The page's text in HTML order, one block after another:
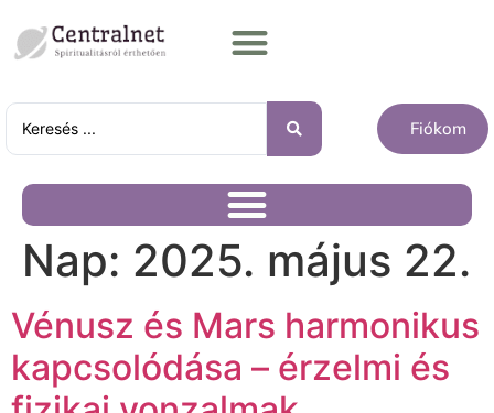
Fiókom
Nap: 2025. május 22.
Vénusz és Mars harmonikus
kapcsolódása – érzelmi és